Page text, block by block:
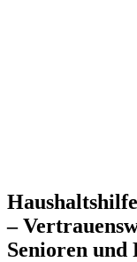
–
Senioren und